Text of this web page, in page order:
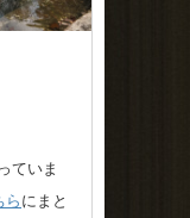
ていま
ら にまと